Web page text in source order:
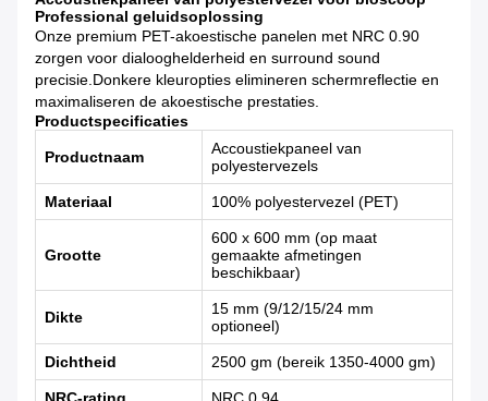
Professional geluidsoplossing
Onze premium PET-akoestische panelen met NRC 0.90
zorgen voor dialooghelderheid en surround sound
precisie.Donkere kleuropties elimineren schermreflectie en
maximaliseren de akoestische prestaties.
Productspecificaties
Productnaam
Accoustiekpaneel van
polyestervezels
Materiaal 100% polyestervezel (PET)
Grootte
600 x 600 mm (op maat
gemaakte afmetingen
beschikbaar)
Dikte
15 mm (9/12/15/24 mm
optioneel)
Dichtheid 2500 gm (bereik 1350-4000 gm)